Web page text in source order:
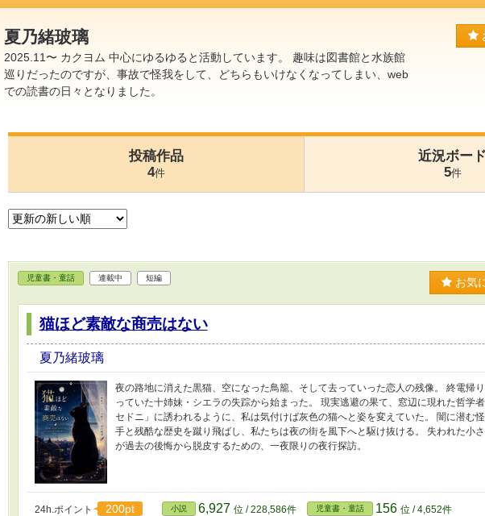
夏乃緒玻璃
2025.11〜 カクヨム 中心にゆるゆると活動しています。 趣味は図書館と水族館
巡りだったのですが、事故で怪我をして、どちらもいけなくなってしまい、web
での読書の日々となりました。
投稿作品
4件
近況ボード
5件
児童書・童話 連載中 短編 お気
猫ほど素敵な商売はない
夏乃緒玻璃
夜の路地に消えた黒猫、空になった鳥籠、そして去っていった恋人の残像。 終電帰
っていた十姉妹・シエラの失踪から始まった。 現実逃避の果て、窓辺に現れた哲学
セドニ」に誘われるように、私は気付けば灰色の猫へと姿を変えていた。 闇に潜む
手と残酷な歴史を蹴り飛ばし、私たちは夜の街を風下へと駆け抜ける。 失われた小
が過去の後悔から脱皮するための、一夜限りの夜行探訪。
24h.ポイント 200pt 小説 6,927 位 / 228,586件 児童書・童話 156 位 / 4,652件